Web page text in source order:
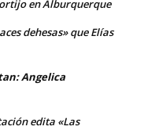
en Alburquerque
dehesas» que Elías
Angelica
edita «Las